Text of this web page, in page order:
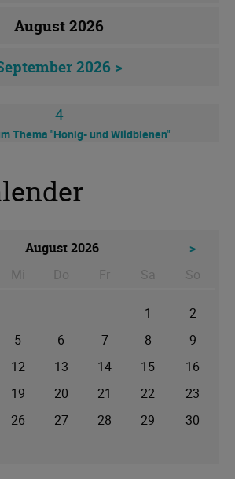
August 2026
2026 >
4
Thema "Honig- und Wildbienen"
August 2026
>
Mi ttwoch
Do nnerstag
Fr Sa mstagSo
1
2
5 6 7 8
9
12 13 14 15
16
19 20 21 22
23
26 27 28 29
30